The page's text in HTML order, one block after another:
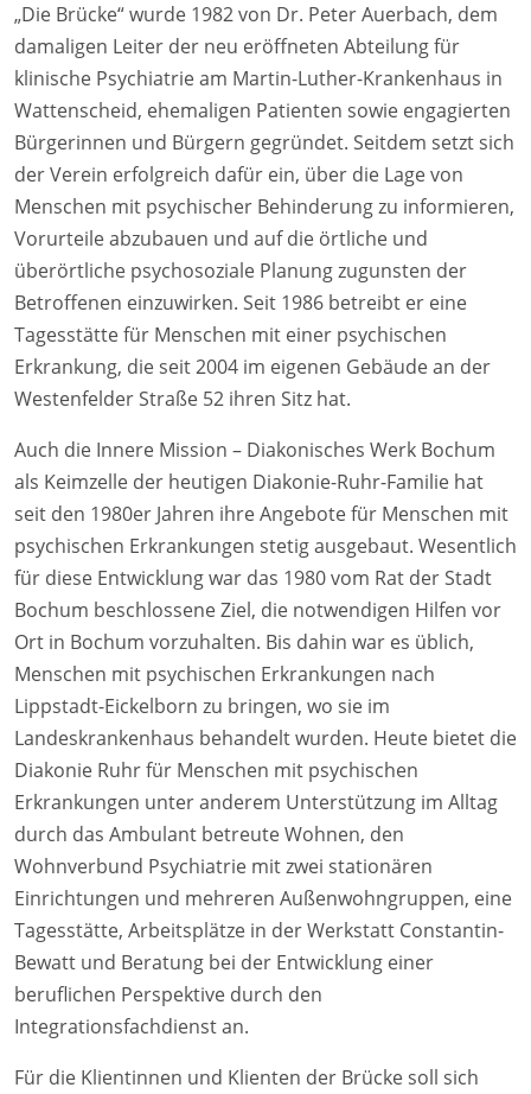
„Die Brücke“ wurde 1982 von Dr. Peter Auerbach, dem
damaligen Leiter der neu eröffneten Abteilung für
klinische Psychiatrie am Martin-Luther-Krankenhaus in
Wattenscheid, ehemaligen Patienten sowie engagierten
Bürgerinnen und Bürgern gegründet. Seitdem setzt sich
der Verein erfolgreich dafür ein, über die Lage von
Menschen mit psychischer Behinderung zu informieren,
Vorurteile abzubauen und auf die örtliche und
überörtliche psychosoziale Planung zugunsten der
Betroffenen einzuwirken. Seit 1986 betreibt er eine
Tagesstätte für Menschen mit einer psychischen
Erkrankung, die seit 2004 im eigenen Gebäude an der
Westenfelder Straße 52 ihren Sitz hat.
Auch die Innere Mission – Diakonisches Werk Bochum
als Keimzelle der heutigen Diakonie-Ruhr-Familie hat
seit den 1980er Jahren ihre Angebote für Menschen mit
psychischen Erkrankungen stetig ausgebaut. Wesentlich
für diese Entwicklung war das 1980 vom Rat der Stadt
Bochum beschlossene Ziel, die notwendigen Hilfen vor
Ort in Bochum vorzuhalten. Bis dahin war es üblich,
Menschen mit psychischen Erkrankungen nach
Lippstadt-Eickelborn zu bringen, wo sie im
Landeskrankenhaus behandelt wurden. Heute bietet die
Diakonie Ruhr für Menschen mit psychischen
Erkrankungen unter anderem Unterstützung im Alltag
durch das Ambulant betreute Wohnen, den
Wohnverbund Psychiatrie mit zwei stationären
Einrichtungen und mehreren Außenwohngruppen, eine
Tagesstätte, Arbeitsplätze in der Werkstatt Constantin-
Bewatt und Beratung bei der Entwicklung einer
beruflichen Perspektive durch den
Integrationsfachdienst an.
Für die Klientinnen und Klienten der Brücke soll sich